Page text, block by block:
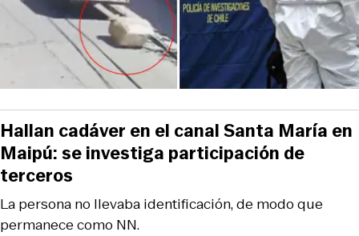
La persona no llevaba identificación, de modo que
permanece como NN.
Hallan cadáver en el canal Santa María en
Maipú: se investiga participación de
terceros